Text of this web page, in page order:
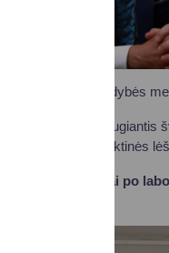
Druskininkų savivaldybės
Jis pridūrė besidžiaugiantis
panaudojamos projektinės
Kiekvienai mokyklai po